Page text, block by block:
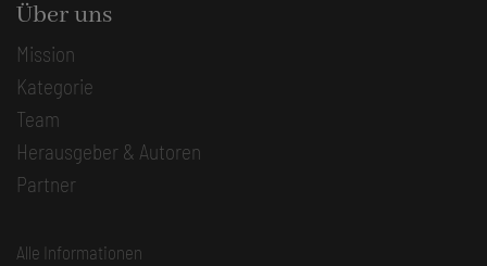
Über uns
Mission
Kategorie
Team
Herausgeber & Autoren
Partner
Alle Informationen